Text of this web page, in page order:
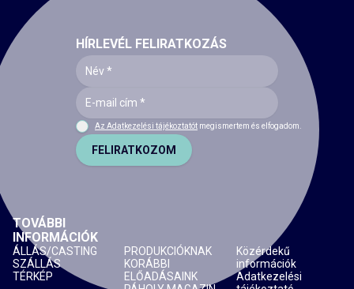
TOVÁBBI
INFORMÁCIÓK
ÁLLÁS/CASTING
SZÁLLÁS
TÉRKÉP
PRODUKCIÓKNAK
KORÁBBI
ELŐADÁSAINK
Közérdekű
információk
Adatkezelési
HÍRLEVÉL FELIRATKOZÁS
Az Adatkezelési tájékoztatót megismertem és elfogadom.
FELIRATKOZOM